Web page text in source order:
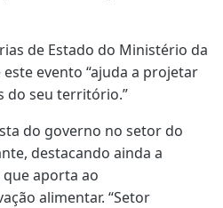
de Estado do Ministério da
evento “ajuda a projetar
do seu território.”
do governo no setor do
destacando ainda a
que aporta ao
alimentar. “Setor